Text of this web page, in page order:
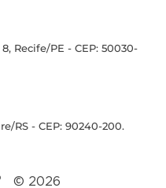
Recife/PE - CEP: 50030-
RS - CEP: 90240-200.
© 2026